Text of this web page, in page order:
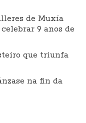
de Muxía
9 anos de
que triunfa
na fin da